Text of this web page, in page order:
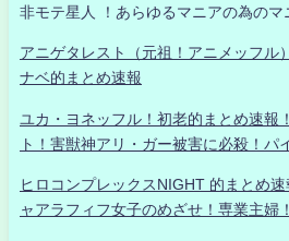
非モテ星人 ！あらゆるマニアの為のマ
アニゲタレスト（元祖！アニメッフ
ナベ的まとめ速報
ユカ・ヨネッフル！初老的まとめ速報
ト！害獣神アリ・ガー被害に必殺！パ
ヒロコンプレックスNIGHT 的まとめ
ャアラフィフ女子のめざせ！専業主婦